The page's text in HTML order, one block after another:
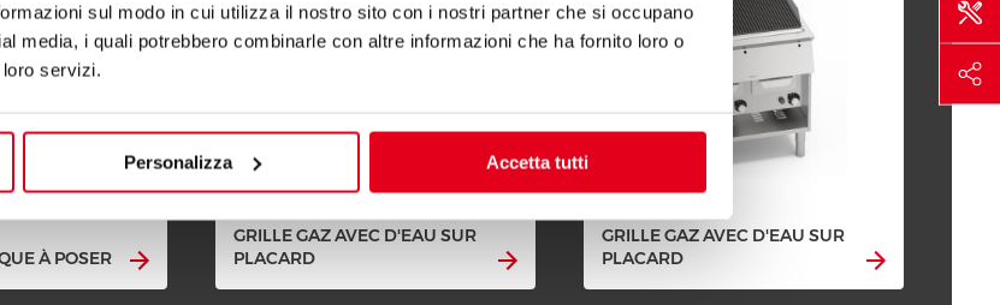
sul modo in cui utilizza il nostro sito con i nostri partner che si occupano
media, i quali potrebbero combinarle con altre informazioni che ha fornito loro o
servizi.
Personalizza Accetta tutti
À POSER
GRILLE GAZ AVEC D'EAU SUR
PLACARD
GRILLE GAZ AVEC D'EAU SUR
PLACARD